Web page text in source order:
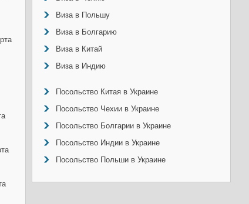
Виза в Польшу
Виза в Болгарию
Виза в Китай
Виза в Индию
Посольство Китая в Украине
Посольство Чехии в Украине
Посольство Болгарии в Украине
Посольство Индии в Украине
Посольство Польши в Украине